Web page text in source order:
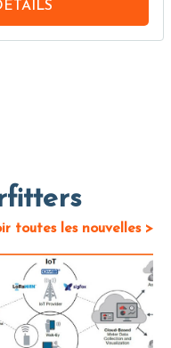
toutes les nouvelles >